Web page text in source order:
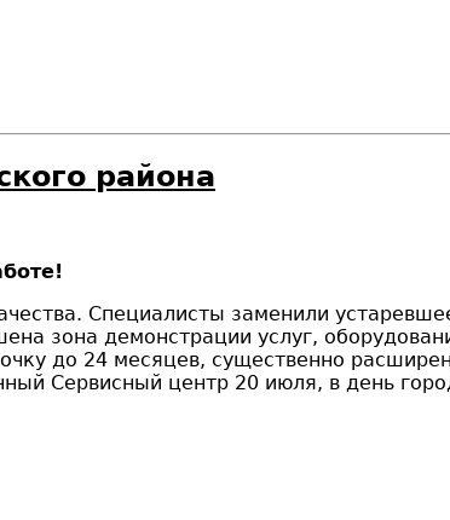
района
Специалисты заменили
зона демонстрации услуг,
до 24 месяцев, существенно
Сервисный центр 20 июля, в день